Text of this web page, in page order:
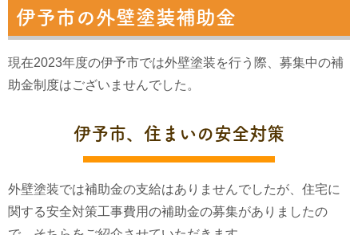
伊予市の外壁塗装補助金
現在2023年度の伊予市では外壁塗装を行う際、募集中の補
助金制度はございませんでした。
伊予市、住まいの安全対策
外壁塗装では補助金の支給はありませんでしたが、住宅に
関する安全対策工事費用の補助金の募集がありましたの